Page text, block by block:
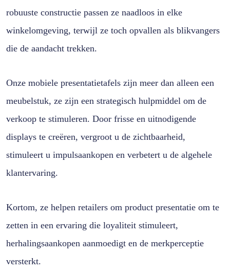
robuuste constructie passen ze naadloos in elke
winkelomgeving, terwijl ze toch opvallen als blikvangers
die de aandacht trekken.
Onze mobiele presentatietafels zijn meer dan alleen een
meubelstuk, ze zijn een strategisch hulpmiddel om de
verkoop te stimuleren. Door frisse en uitnodigende
displays te creëren, vergroot u de zichtbaarheid,
stimuleert u impulsaankopen en verbetert u de algehele
klantervaring.
Kortom, ze helpen retailers om product presentatie om te
zetten in een ervaring die loyaliteit stimuleert,
herhalingsaankopen aanmoedigt en de merkperceptie
versterkt.